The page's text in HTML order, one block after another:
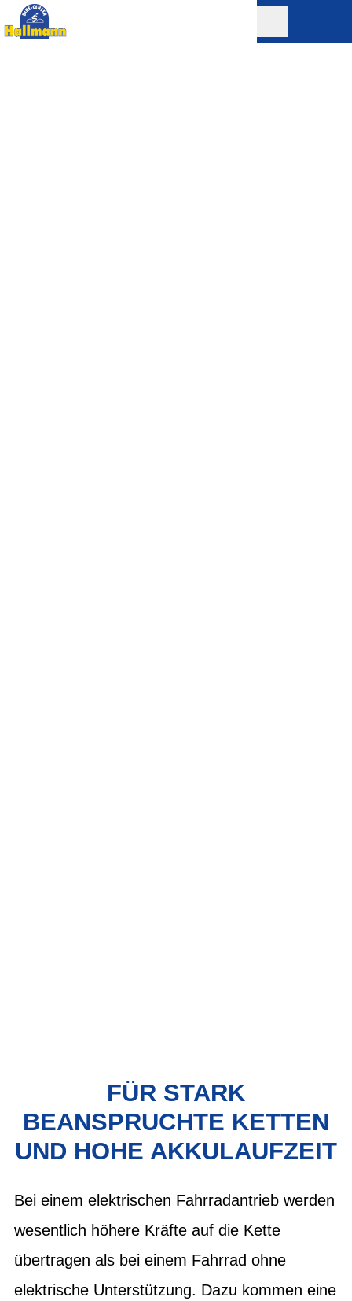
FÜR STARK
BEANSPRUCHTE KETTEN
UND HOHE AKKULAUFZEIT
Bei einem elektrischen Fahrradantrieb werden
wesentlich höhere Kräfte auf die Kette
übertragen als bei einem Fahrrad ohne
elektrische Unterstützung. Dazu kommen eine